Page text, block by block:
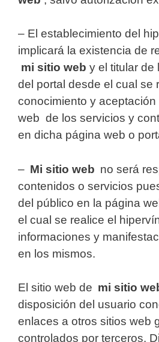
– El establecimiento del
implicará la existencia de
mi sitio web y el titular de
del portal desde el cual se
conocimiento y
web de los servicios y
en dicha página web o
– Mi sitio web no será
contenidos o servicios
del público en la página
el cual se realice el
informaciones y
en los mismos.
El sitio web de mi sitio
disposición del usuario
enlaces a otros sitios web
controlados por terceros.